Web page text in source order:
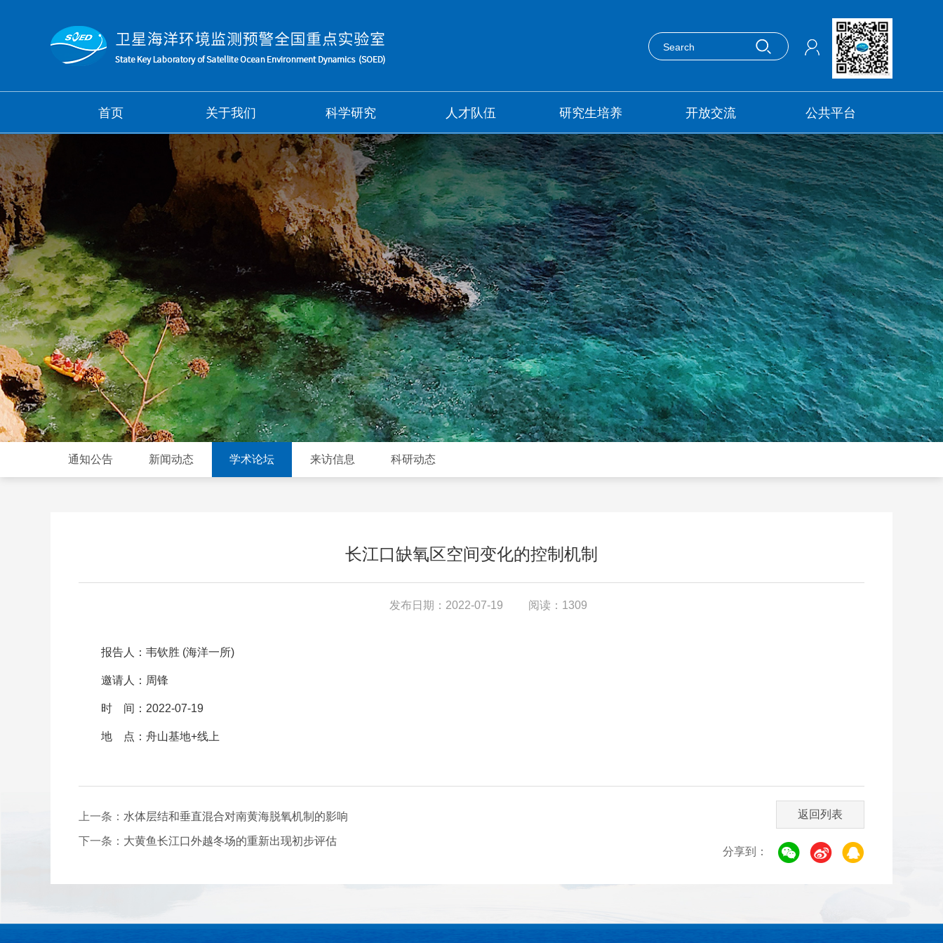
首页 关于我们 科学研究 人才队伍 研究生培养 开放交流 公共平台
通知公告 新闻动态 学术论坛 来访信息 科研动态
长江口缺氧区空间变化的控制机制
发布日期：2022-07-19 阅读：1309
报告人：韦钦胜 (海洋一所)
邀请人：周锋
时 间：2022-07-19
地 点：舟山基地+线上
上一条： 水体层结和垂直混合对南黄海脱氧机制的影响
下一条： 大黄鱼长江口外越冬场的重新出现初步评估
返回列表
分享到：